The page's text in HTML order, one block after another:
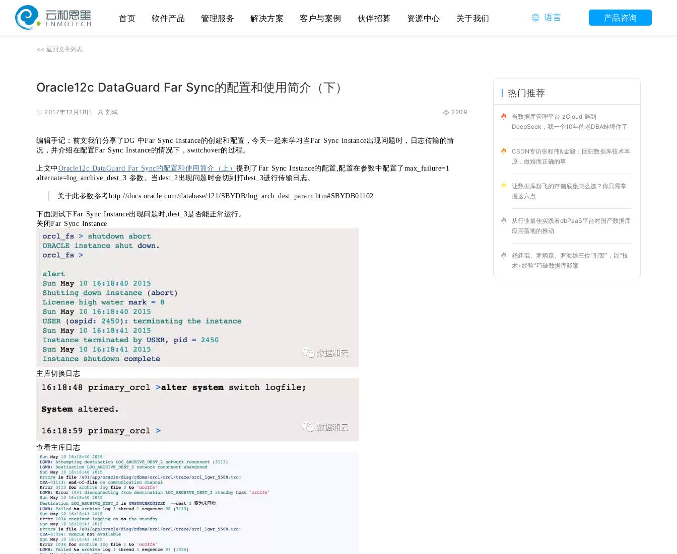
首页 软件产品 管理服务 解决方案 客户与案例 伙伴招募 资源中心 关于我们 语言 产品咨询
<< 返回文章列表
Oracle12c DataGuard Far Sync的配置和使用简介（下）
2017年12月18日 刘斌 2209
编辑手记：前文我们分享了DG 中Far Sync Instance的创建和配置，今天一起来学习当Far Sync Instance出现问题时，日志传输的情
况，并介绍在配置Far Sync Instance的情况下，switchover的过程。
上文中Oracle12c DataGuard Far Sync的配置和使用简介（上） 提到了Far Sync Instance的配置,配置在参数中配置了max_failure=1
alternate=log_archive_dest_3 参数。当dest_2出现问题时会切到打dest_3进行传输日志。
关于此参数参考http://docs.oracle.com/database/121/SBYDB/log_arch_dest_param.htm#SBYDB01102
下面测试下Far Sync Instance出现问题时,dest_3是否能正常运行。
关闭Far Sync Instance
主库切换日志
查看主库日志
热门推荐
当数据库管理平台 zCloud 遇到
DeepSeek，我一个10年的老DBA蚌埠住了
CSDN专访张程伟&金毅：回归数据库技术本
原，做难而正确的事
让数据库起飞的存储底座怎么选？你只需掌
握这六点
从行业最佳实践看dbPaaS平台对国产数据库
应用落地的推动
杨廷琨、罗炳森、罗海雄三位“刑警”，以“技
术+经验”巧破数据库疑案